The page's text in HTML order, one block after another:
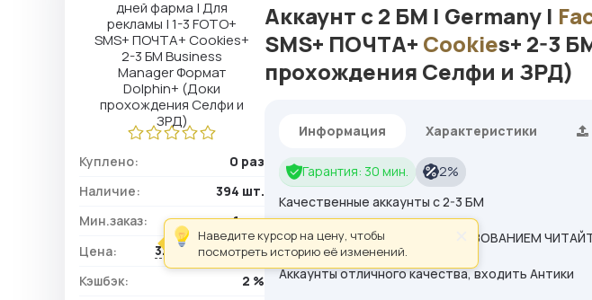
Куплено:
0 раз
Наличие:
394 шт.
Мин.заказ:
1 шт.
Цена:
323,00 ₽ / шт.
Кэшбэк:
2 %
Аккаунт с 2 БМ | Germany |
SMS+ ПОЧТА+ Cookies+ 2-3
прохождения Селфи и ЗРД)
Информация Характеристики
Гарантия: 30 мин.
2%
Качественные аккаунты с 2-3 БМ
ОБЯЗАТЕЛЬНО ПЕРЕД ИСПОЛЬЗОВАНИЕМ
Аккаунты отличного качества, входить Антики
Наведите курсор на цену, чтобы
посмотреть историю её изменений.